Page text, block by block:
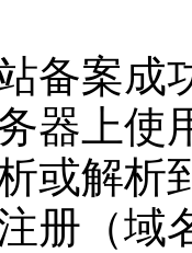
备案成
器上使
或解析
册（域